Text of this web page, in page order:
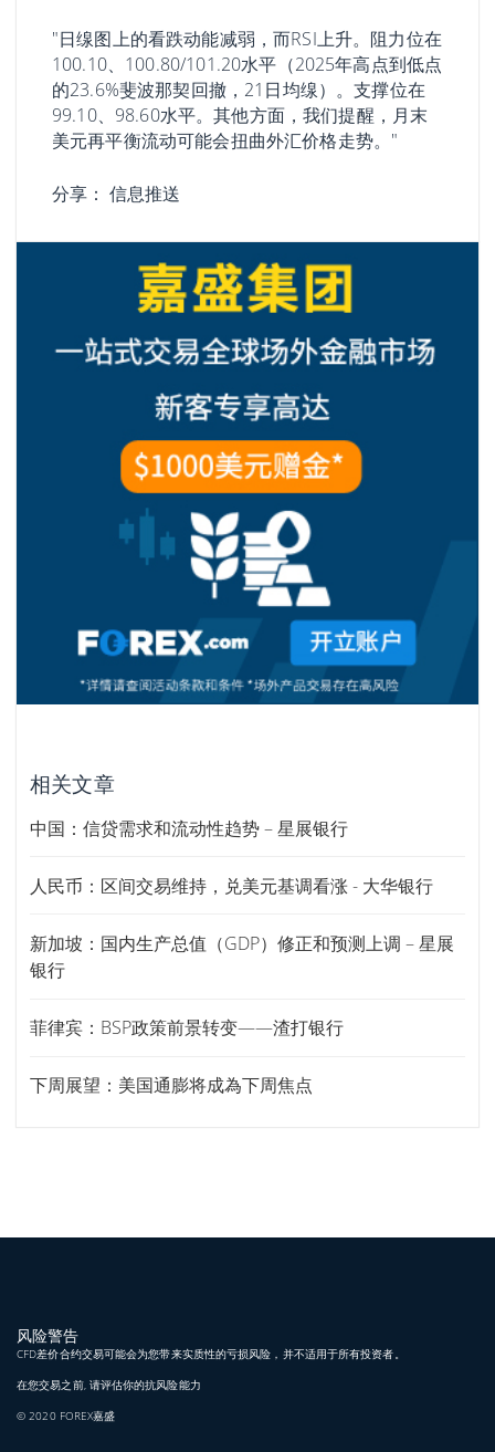
"日缐图上的看跌动能减弱，而RSI上升。阻力位在
100.10、100.80/101.20水平（2025年高点到低点
的23.6%斐波那契回撤，21日均缐）。支撑位在
99.10、98.60水平。其他方面，我们提醒，月末
美元再平衡流动可能会扭曲外汇价格走势。"
分享： 信息推送
相关文章
中国：信贷需求和流动性趋势 – 星展银行
人民币：区间交易维持，兑美元基调看涨 - 大华银行
新加坡：国内生产总值（GDP）修正和预测上调 – 星展
银行
菲律宾：BSP政策前景转变——渣打银行
下周展望：美国通膨将成為下周焦点
风险警告
CFD差价合约交易可能会为您带来实质性的亏损风险，并不适用于所有投资者。
在您交易之前, 请评估你的抗风险能力
© 2020 FOREX嘉盛